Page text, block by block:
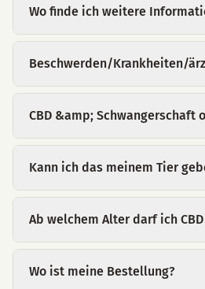
Wo finde ich weitere
Beschwerden/Krankheiten/
CBD &amp; Schwangerschaft
Kann ich das meinem Tier
Ab welchem Alter darf ich
Wo ist meine Bestellung?